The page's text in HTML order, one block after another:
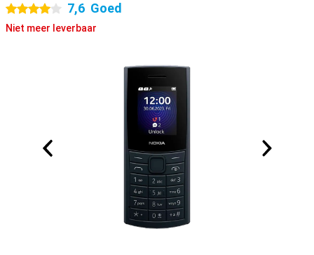
4 sterren 7,6 Goed
Niet meer leverbaar